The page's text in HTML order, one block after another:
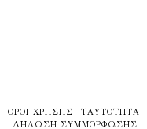
ΌΡΟΙ ΧΡΉΣΗΣ ΤΑΥΤΌΤΗΤΑ
ΔΉΛΩΣΗ ΣΥΜΜΌΡΦΩΣΗΣ